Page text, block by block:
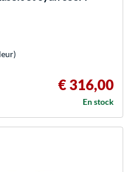
€ 316,00
En stock